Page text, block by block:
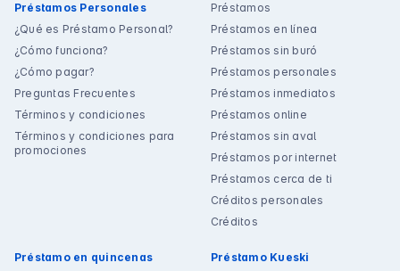
Préstamos Personales
¿Qué es Préstamo Personal?
¿Cómo funciona?
¿Cómo pagar?
Preguntas Frecuentes
Términos y condiciones
Términos y condiciones para
promociones
Préstamos
Préstamos en línea
Préstamos sin buró
Préstamos personales
Préstamos inmediatos
Préstamos online
Préstamos sin aval
Préstamos por internet
Préstamos cerca de ti
Créditos personales
Créditos
Préstamo en quincenas
Préstamo Kueski